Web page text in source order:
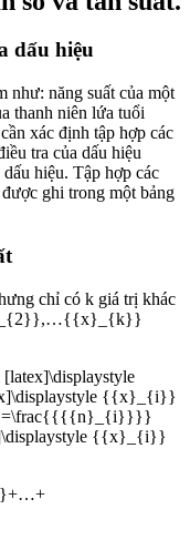
dấu hiệu
như: năng suất của một
thanh niên lứa tuổi
xác định tập hợp các
tra của dấu hiệu
hiệu. Tập hợp các
ghi trong một bảng
chỉ có k giá trị khác
{{x}_{i}}
{{x}_{i}}